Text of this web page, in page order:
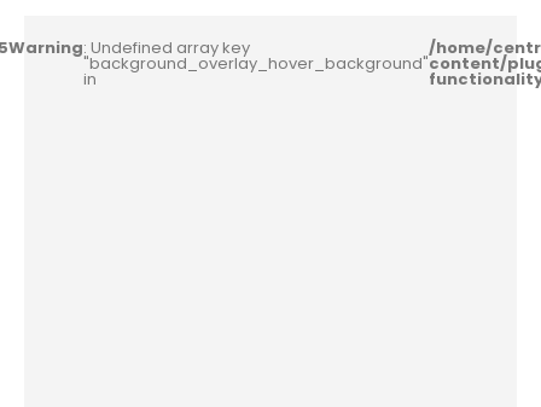
Warning: Undefined array key
"background_overlay_hover_background"
in
/home/
content/